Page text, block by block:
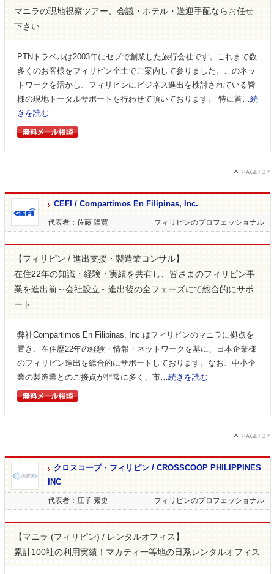
マニラの現地視察ツアー、会議・ホテル・送迎手配ならお任せ
下さい
PTNトラベルは2003年にセブで創業した旅行会社です。これまで数
多くのお客様をフィリピン全土でご案内して参りました。このネッ
トワークを活かし、フィリピンにビジネス進出を検討されている皆
様の現地トータルサポートを行わせて頂いております。 特に首… 続
きを読む
CEFI / Compartimos En Filipinas, Inc.
フィリピンのプロフェッショナル
代表者：佐藤 隆寛
【フィリピン / 進出支援・製造業コンサル】
在住22年の知識・経験・実績を共有し、皆さまのフィリピン事
業を進出前～会社設立～進出後の全フェーズにて総合的にサポ
ート
弊社Compartimos En Filipinas, Inc.はフィリピンのマニラに拠点を
置き、在住歴22年の経験・情報・ネットワークを基に、日本企業様
のフィリピン進出を総合的にサポートしております。なお、中小企
業の製造業とのご接点が非常に多く、市… 続きを読む
クロスコープ・フィリピン / CROSSCOOP PHILIPPINES
INC
フィリピンのプロフェッショナル
代表者：庄子 素史
【マニラ (フィリピン) / レンタルオフィス】
累計100社の利用実績！マカティ一等地の日系レンタルオフィス